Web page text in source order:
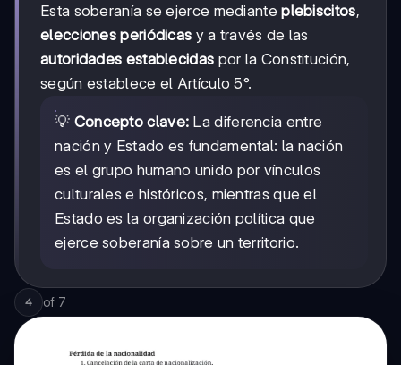
Esta soberanía se ejerce medianteplebiscitos,
elecciones periódicas y a través de las
autoridades establecidas por la Constitución,
según establece el Artículo 5°.
💡 Concepto clave: La diferencia entre
nación y Estado es fundamental: la nación
es el grupo humano unido por vínculos
culturales e históricos, mientras que el
Estado es la organización política que
ejerce soberanía sobre un territorio.
4 of 7